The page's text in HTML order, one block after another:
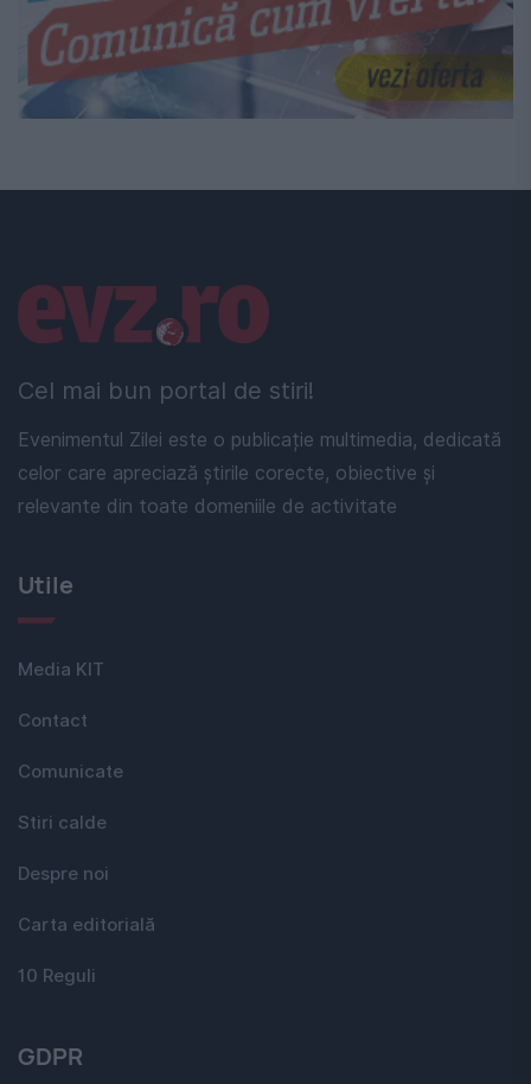
Cel mai bun portal de stiri!
Evenimentul Zilei este o publicație multimedia, dedicată
celor care apreciază știrile corecte, obiective și
relevante din toate domeniile de activitate
Linkuri utile
Utile
Media KIT
Contact
Comunicate
Stiri calde
Despre noi
Carta editorială
10 Reguli
GDPR